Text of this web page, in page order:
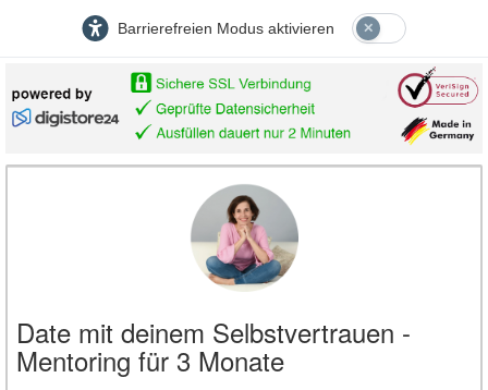
Barrierefreien Modus aktivieren
Date mit deinem Selbstvertrauen -
Mentoring für 3 Monate